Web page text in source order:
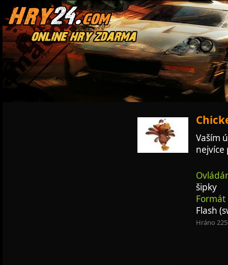
Vaším
nejvíce
šipky
Flash
Hráno